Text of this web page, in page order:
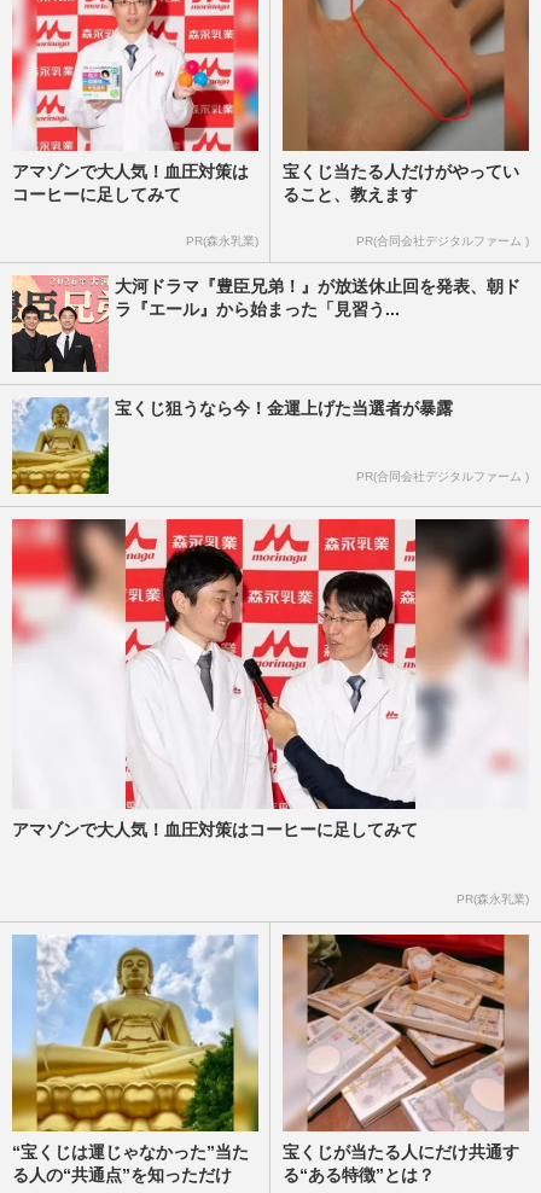
アマゾンで大人気！血圧対策は
コーヒーに足してみて
PR(森永乳業)
宝くじ当たる人だけがやってい
ること、教えます
PR(合同会社デジタルファーム )
大河ドラマ『豊臣兄弟！』が放送休止回を発表、朝ド
ラ『エール』から始まった「見習う...
宝くじ狙うなら今！金運上げた当選者が暴露
PR(合同会社デジタルファーム )
アマゾンで大人気！血圧対策はコーヒーに足してみて
PR(森永乳業)
“宝くじは運じゃなかった”当た
る人の“共通点”を知っただけ
宝くじが当たる人にだけ共通す
る“ある特徴”とは？